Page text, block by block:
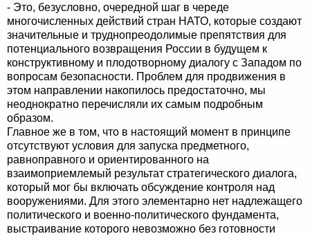
- Это, безусловно, очередной шаг в череде
многочисленных действий стран НАТО, которые создают
значительные и труднопреодолимые препятствия для
потенциального возвращения России в будущем к
конструктивному и плодотворному диалогу с Западом по
вопросам безопасности. Проблем для продвижения в
этом направлении накопилось предостаточно, мы
неоднократно перечисляли их самым подробным
образом.
Главное же в том, что в настоящий момент в принципе
отсутствуют условия для запуска предметного,
равноправного и ориентированного на
взаимоприемлемый результат стратегического диалога,
который мог бы включать обсуждение контроля над
вооружениями. Для этого элементарно нет надлежащего
политического и военно-политического фундамента,
выстраивание которого невозможно без готовности